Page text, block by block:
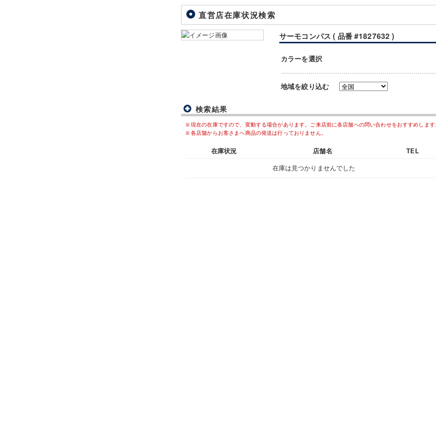
直営店在庫状況検索
サーモコンパス ( 品番 #1827632 )
カラーを選択
地域を絞り込む
検索結果
現在の在庫ですので、変動する場合があります。ご来店前に各店舗への問い合わせをおすすめしま
各店舗からお客さまへ商品の発送は行っておりません。
在庫状況 店舗名 TEL
在庫は見つかりませんでした